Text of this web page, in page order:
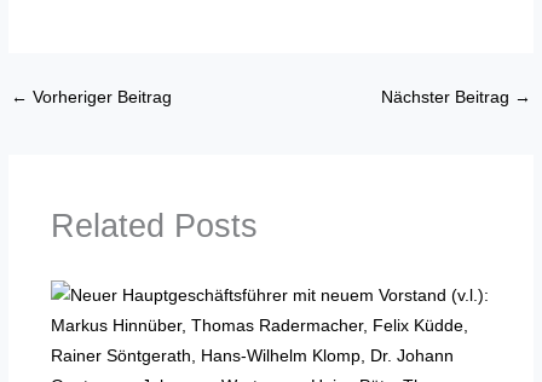
← Vorheriger Beitrag Nächster Beitrag →
Related Posts